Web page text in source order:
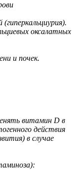
оксалатных
и почек.
витамин D в
действия
в случае